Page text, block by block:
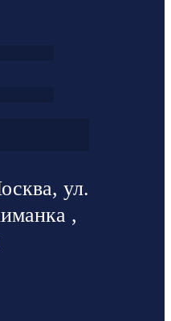
ул.
,